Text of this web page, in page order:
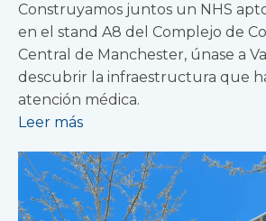
Construyamos juntos un NHS
en el stand A8 del Complejo de
Central de Manchester, únase a
descubrir la infraestructura que
atención médica.
Leer más